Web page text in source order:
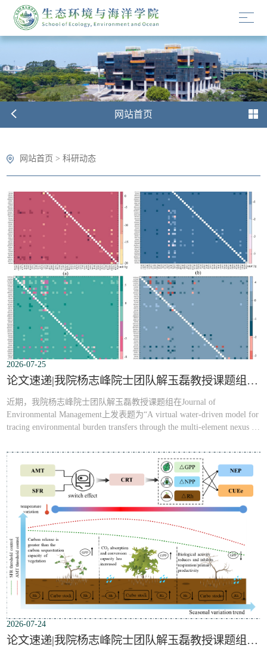
网站首页
网站首页 >科研动态
2026-07-25
论文速递|我院杨志峰院士团队解玉磊教授课题组最新研究成果：虚拟水驱动下珠三角多要素耦合的环境负担转移追踪模型
近期，我院杨志峰院士团队解玉磊教授课题组在Journal of
Environmental Management上发表题为“A virtual water-driven model for
tracing environmental burden transfers through the multi-element nexus in
者，我院博士吴镇桐为论文第一作者。【成果简介】：水资源利用过
程伴随着能源消耗、碳排放及氮磷污染的协同压力，且在区域间通过
经济贸易发生隐性...
2026-07-24
论文速递|我院杨志峰院士团队解玉磊教授课题组最新研究成果：温度和径流对珠江流域碳停留时间及碳循环动态失衡的季节性主控机制